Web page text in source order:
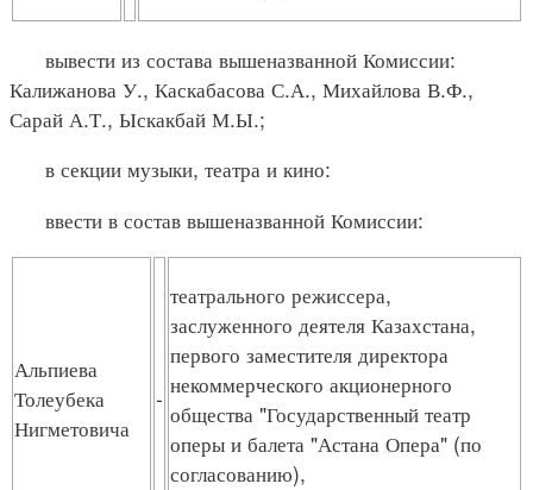
вывести из состава вышеназванной Комиссии:
Калижанова У., Каскабасова С.А., Михайлова В.Ф.,
Сарай А.Т., Ыскакбай М.Ы.;
в секции музыки, театра и кино:
ввести в состав вышеназванной Комиссии:
Альпиева
Толеубека
Нигметовича
-
театрального режиссера,
заслуженного деятеля Казахстана,
первого заместителя директора
некоммерческого акционерного
общества "Государственный театр
оперы и балета "Астана Опера" (по
согласованию),